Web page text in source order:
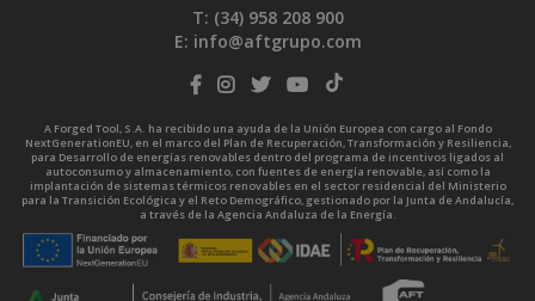
T: (34) 958 208 900
E: info@aftgrupo.com
A Forged Tool, S.A. ha recibido una ayuda de la Unión Europea con cargo al Fondo
NextGenerationEU, en el marco del Plan de Recuperación, Transformación y Resiliencia,
para Desarrollo de energías renovables dentro del programa de incentivos ligados al
autoconsumo y almacenamiento, con fuentes de energía renovable, así como la
implantación de sistemas térmicos renovables en el sector residencial del Ministerio
para la Transición Ecológica y el Reto Demográfico, gestionado por la Junta de Andalucía,
a través de la Agencia Andaluza de la Energía.